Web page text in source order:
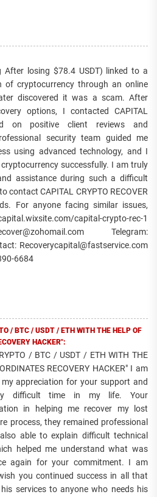
losing $78.4 USDT) linked to a
of cryptocurrency through an online
discovered it was a scam. After
options, I contacted CAPITAL
on positive client reviews and
security team guided me
using advanced technology, and I
successfully. I am truly
assistance during such a difficult
contact CAPITAL CRYPTO RECOVER
For anyone facing similar issues,
capital-crypto-rec-1
Telegram:
Recoverycapital@fastservice.com
6684
/ BTC / USDT / ETH WITH THE HELP OF
HACKER":
/ BTC / USDT / ETH WITH THE
RECOVERY HACKER" I am
appreciation for your support and
difficult time in my life. Your
in helping me recover my lost
process, they remained professional
able to explain difficult technical
helped me understand what was
again for your commitment. I am
you continued success in all that
services to anyone who needs his